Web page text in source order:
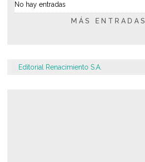
No hay entradas
MÁS ENTRADAS
Editorial Renacimiento S.A.